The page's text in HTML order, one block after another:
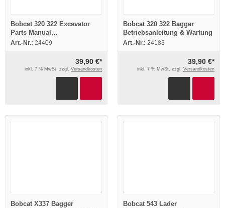
Bobcat 320 322 Excavator
Parts Manual
Ersatzteilkatalog
Art.-Nr.: 24409
39,90 €*
inkl. 7 % MwSt. zzgl. Versandkosten
Bobcat 320 322 Bagger
Betriebsanleitung & Wartung
Art.-Nr.: 24183
39,90 €*
inkl. 7 % MwSt. zzgl. Versandkosten
Bobcat X337 Bagger
Bobcat 543 Lader